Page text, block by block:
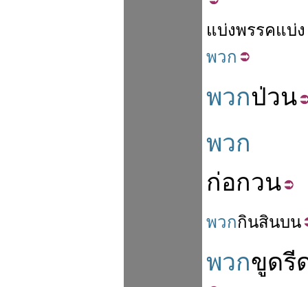
แบ่งพรรคแบ่ง
พวก
พวกป่วน
พวก
ก่อกวน
พวกกินสินบน
พวกขูดรี